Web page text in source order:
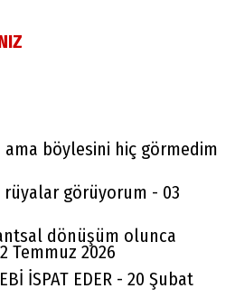
böylesini hiç görmedim
rüyalar görüyorum - 03
dönüşüm olunca
Temmuz 2026
İSPAT EDER - 20 Şubat